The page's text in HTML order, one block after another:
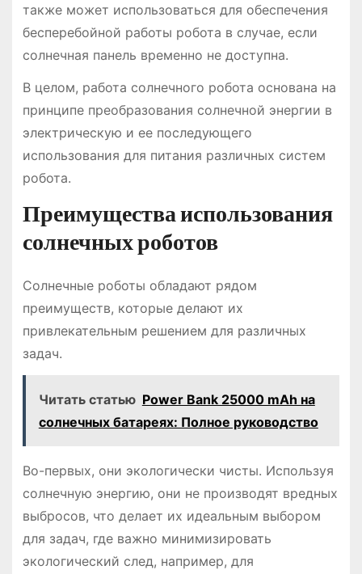
также может использоваться для обеспечения
бесперебойной работы робота в случае, если
солнечная панель временно не доступна.
В целом, работа солнечного робота основана на
принципе преобразования солнечной энергии в
электрическую и ее последующего
использования для питания различных систем
робота.
Преимущества использования
солнечных роботов
Солнечные роботы обладают рядом
преимуществ, которые делают их
привлекательным решением для различных
задач.
Читать статью Power Bank 25000 mAh на
солнечных батареях: Полное руководство
Во-первых, они экологически чисты. Используя
солнечную энергию, они не производят вредных
выбросов, что делает их идеальным выбором
для задач, где важно минимизировать
экологический след, например, для